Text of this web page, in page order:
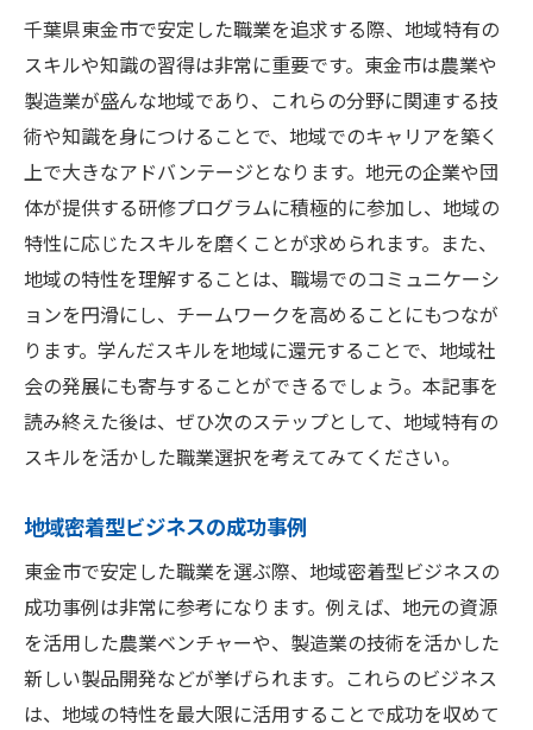
千葉県東金市で安定した職業を追求する際、地域特有の
スキルや知識の習得は非常に重要です。東金市は農業や
製造業が盛んな地域であり、これらの分野に関連する技
術や知識を身につけることで、地域でのキャリアを築く
上で大きなアドバンテージとなります。地元の企業や団
体が提供する研修プログラムに積極的に参加し、地域の
特性に応じたスキルを磨くことが求められます。また、
地域の特性を理解することは、職場でのコミュニケーシ
ョンを円滑にし、チームワークを高めることにもつなが
ります。学んだスキルを地域に還元することで、地域社
会の発展にも寄与することができるでしょう。本記事を
読み終えた後は、ぜひ次のステップとして、地域特有の
スキルを活かした職業選択を考えてみてください。
地域密着型ビジネスの成功事例
東金市で安定した職業を選ぶ際、地域密着型ビジネスの
成功事例は非常に参考になります。例えば、地元の資源
を活用した農業ベンチャーや、製造業の技術を活かした
新しい製品開発などが挙げられます。これらのビジネス
は、地域の特性を最大限に活用することで成功を収めて